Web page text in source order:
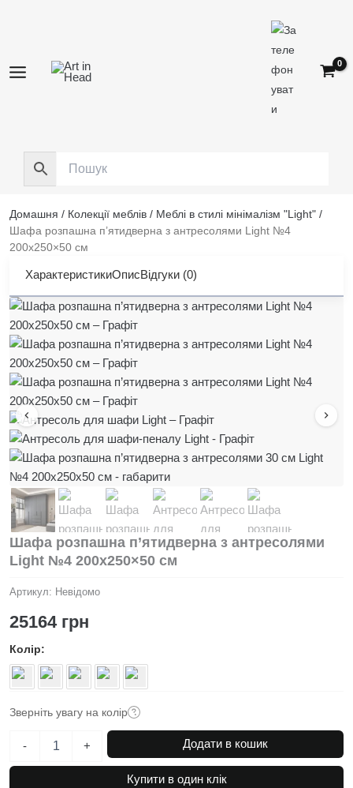
Домашня / Колекції меблів / Меблі в стилі мінімалізм "Light" /
Шафа розпашна п’ятидверна з антресолями Light №4
200х250×50 см
ХарактеристикиОписВідгуки (0)
Шафа розпашна п’ятидверна з антресолями
Light №4 200х250×50 см
Артикул: Невідомо
25164 грн
Колір
Зверніть увагу на колір
-
розпашна
п’ятидверна
+ Додати в кошик
Купити в один клік